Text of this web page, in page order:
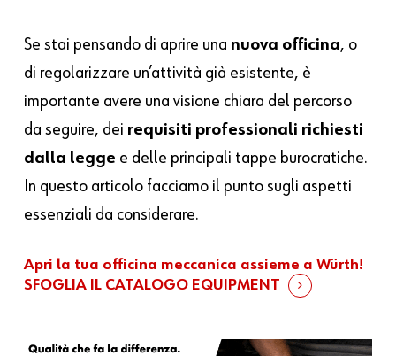
Se stai pensando di aprire una nuova officina, o
di regolarizzare un’attività già esistente, è
importante avere una visione chiara del percorso
da seguire, dei requisiti professionali richiesti
dalla legge e delle principali tappe burocratiche.
In questo articolo facciamo il punto sugli aspetti
essenziali da considerare.
Apri la tua officina meccanica assieme a Würth!
SFOGLIA IL CATALOGO EQUIPMENT